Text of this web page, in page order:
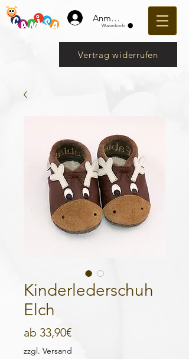
Warenkorb
Anmelden
Vertrag widerrufen
Kinderlederschuh
Elch
ab 33,90€Sale-
Preis
zzgl. Versand